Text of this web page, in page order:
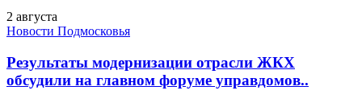
2 августа
Новости Подмосковья
Результаты модернизации отрасли ЖКХ
обсудили на главном форуме управдомов..